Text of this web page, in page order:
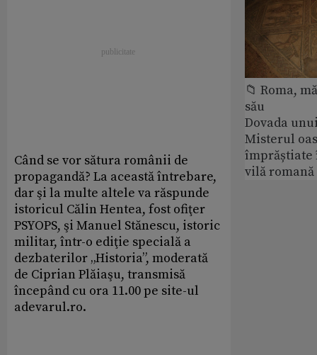
Când se vor sătura românii de
propagandă? La această întrebare,
dar şi la multe altele va răspunde
istoricul Călin Hentea, fost ofiţer
PSYOPS, şi Manuel Stănescu, istoric
militar, într-o ediţie specială a
dezbaterilor „Historia”, moderată
de Ciprian Plăiaşu, transmisă
începând cu ora 11.00 pe site-ul
adevarul.ro.
📁 Roma,
său
Dovada
Misterul
împrăștiate
vilă romană